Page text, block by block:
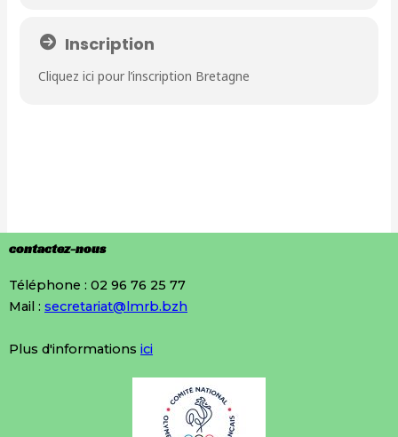
Inscription
Cliquez ici pour l’inscription Bretagne
contactez-nous
Téléphone : 02 96 76 25 77
Mail : secretariat@lmrb.bzh
Plus d'informations ici